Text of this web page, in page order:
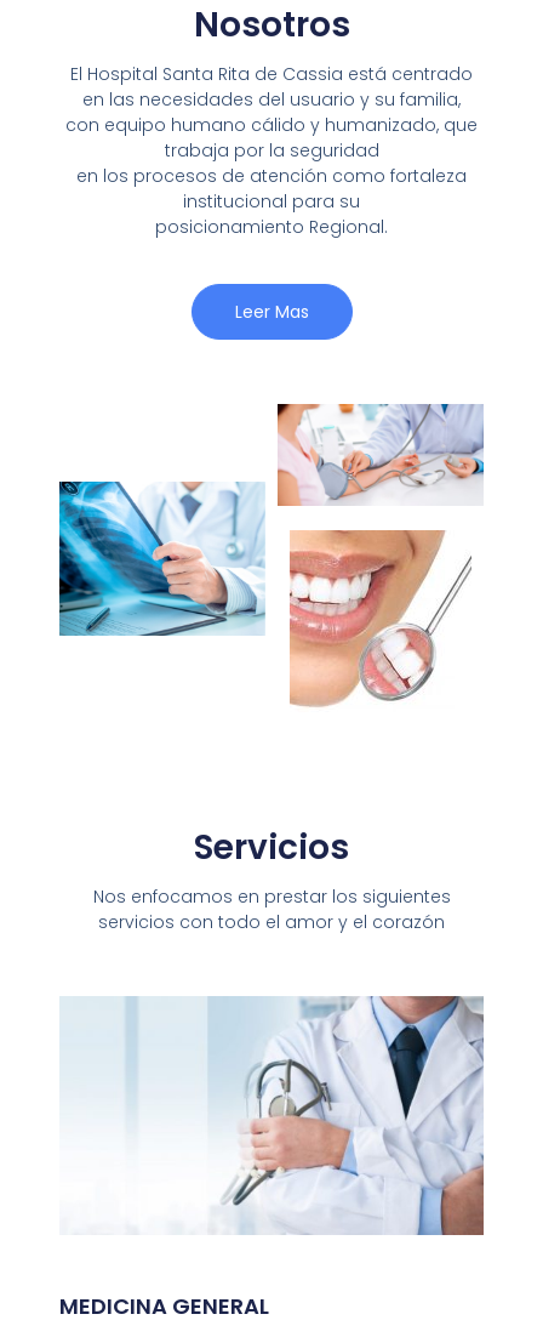
Nosotros
El Hospital Santa Rita de Cassia está centrado
en las necesidades del usuario y su familia,
con equipo humano cálido y humanizado, que
trabaja por la seguridad
en los procesos de atención como fortaleza
institucional para su
posicionamiento Regional.
Leer Mas
Servicios
Nos enfocamos en prestar los siguientes
servicios con todo el amor y el corazón
MEDICINA GENERAL